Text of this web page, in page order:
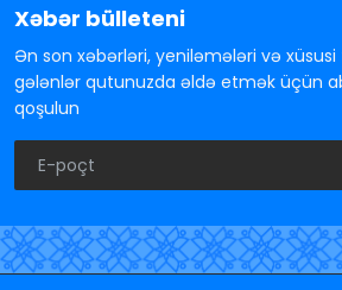
Xəbər bülleteni
Ən son xəbərləri, yeniləmələri və
gələnlər qutunuzda əldə etmək üçün
qoşulun